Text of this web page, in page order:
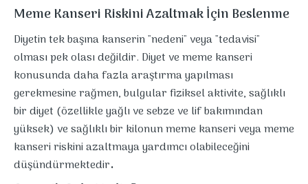
Meme Kanseri Riskini Azaltmak İçin Beslenme
Diyetin tek başına kanserin "nedeni" veya "tedavisi"
olması pek olası değildir. Diyet ve meme kanseri
konusunda daha fazla araştırma yapılması
gerekmesine rağmen, bulgular fiziksel aktivite, sağlıklı
bir diyet (özellikle yağlı ve sebze ve lif bakımından
yüksek) ve sağlıklı bir kilonun meme kanseri veya meme
kanseri riskini azaltmaya yardımcı olabileceğini
düşündürmektedir.